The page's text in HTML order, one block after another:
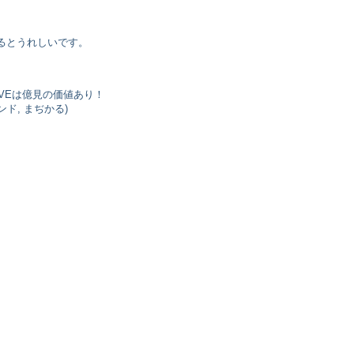
うれしいです。
は億見の価値あり！
ド, まぢかる)